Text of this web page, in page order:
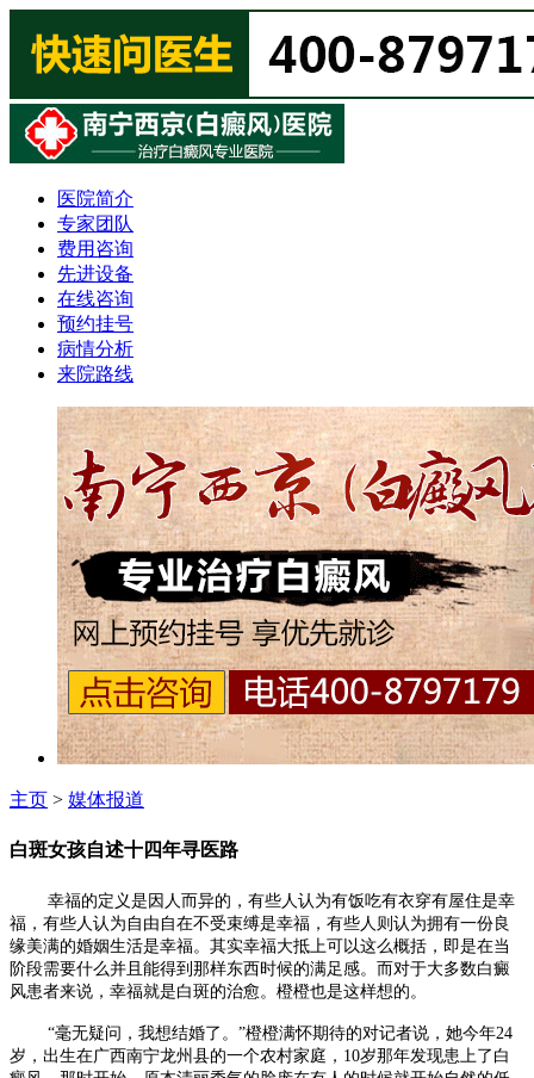
医院简介
专家团队
费用咨询
先进设备
在线咨询
预约挂号
病情分析
来院路线
主页 > 媒体报道
白斑女孩自述十四年寻医路
幸福的定义是因人而异的，有些人认为有饭吃有衣穿有屋住是幸
福，有些人认为自由自在不受束缚是幸福，有些人则认为拥有一份良
缘美满的婚姻生活是幸福。其实幸福大抵上可以这么概括，即是在当
阶段需要什么并且能得到那样东西时候的满足感。而对于大多数白癜
风患者来说，幸福就是白斑的治愈。橙橙也是这样想的。
“毫无疑问，我想结婚了。”橙橙满怀期待的对记者说，她今年24
岁，出生在广西南宁龙州县的一个农村家庭，10岁那年发现患上了白